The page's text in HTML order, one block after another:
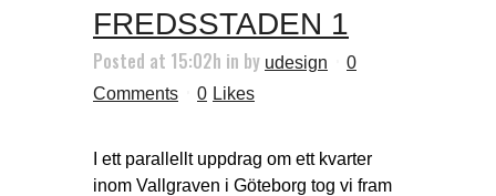
FREDSSTADEN 1
Posted at 15:02h in by udesign
0
Comments
0 Likes
I ett parallellt uppdrag om ett kvarter
inom Vallgraven i Göteborg tog vi fram